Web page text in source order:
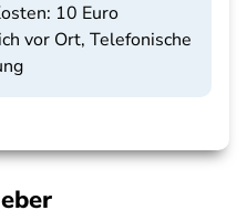
10 Euro
vor Ort, Telefonische